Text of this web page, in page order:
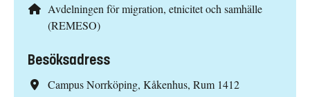
Avdelningen för migration, etnicitet och samhälle
(REMESO)
Besöksadress
Campus Norrköping, Kåkenhus, Rum 1412